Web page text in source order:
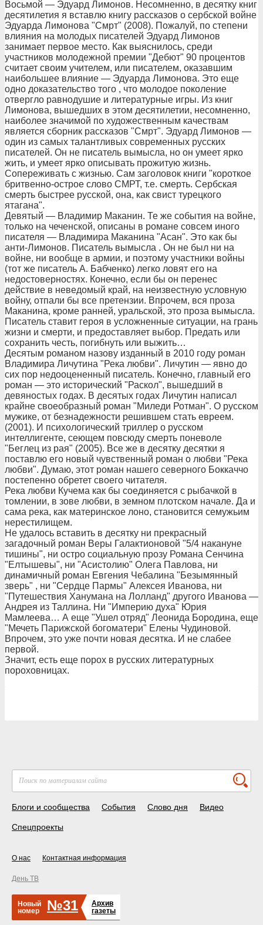
Восьмой — Эдуард Лимонов. Несомненно, в десятку книг
десятилетия я вставлю книгу рассказов о сербской войне
Эдуарда Лимонова "Смрт" (2008). Пожалуй, по степени
влияния на молодых писателей Эдуард Лимонов
занимает первое место. Как выяснилось, среди
участников молодежной премии "Дебют" 90 процентов
считает своим учителем, или писателем, оказавшим
наибольшее влияние — Эдуарда Лимонова. Это еще
одно доказательство того , что молодое поколение
отвергло равнодушие и литературные игры. Из книг
Лимонова, вышедших в этом десятилетии, несомненно,
наиболее значимой по художественным качествам
является сборник рассказов "Смрт". Эдуард Лимонов —
один из самых талантливых современных русских
писателей. Он не писатель вымысла, но он умеет ярко
жить, и умеет ярко описывать прожитую жизнь.
Сопереживать с жизнью. Сам заголовок книги "короткое
бритвенно-острое слово СМРТ, т.е. смерть. Сербская
смерть быстрее русской, она, как свист турецкого
ятагана".
Девятый — Владимир Маканин. Те же события на войне,
только на чеченской, описаны в романе совсем иного
писателя — Владимира Маканина "Асан". Это как бы
анти-Лимонов. Писатель вымысла . Он не был ни на
войне, ни вообще в армии, и поэтому участники войны
(тот же писатель А. Бабченко) легко ловят его на
недостоверностях. Конечно, если бы он перенес
действие в неведомый край, на неизвестную условную
войну, отпали бы все претензии. Впрочем, вся проза
Маканина, кроме ранней, уральской, это проза вымысла.
Писатель ставит героя в усложненные ситуации, на грань
жизни и смерти, и предоставляет выбор. Предать или
сохранить честь, погибнуть или выжить…
Десятым романом назову изданный в 2010 году роман
Владимира Личутина "Река любви". Личутин — явно до
сих пор недооцененный писатель. Конечно, главный его
роман — это исторический "Раскол", вышедший в
девяностых годах. В десятых годах Личутин написал
крайне своеобразный роман "Миледи Ротман". О русском
мужике, от безнадежности решившем стать евреем.
(2001). И психологический триллер о русском
интеллигенте, сеющем повсюду смерть поневоле
"Беглец из рая" (2005). Все же в десятку десятки я
поставлю его новый чувственный роман о любви "Река
любви". Думаю, этот роман нашего северного Боккаччо
постепенно обретет своего читателя.
Река любви Кучема как бы соединяется с рыбачкой в
томлении, в зове любви, в земном плотском начале. Да и
сама река, как материнское лоно, становится семужьим
нерестилищем.
Не удалось вставить в десятку ни прекрасный
загадочный роман Веры Галактионовой "5/4 накануне
тишины", ни остро социальную прозу Романа Сенчина
"Елтышевы", ни "Асистолию" Олега Павлова, ни
динамичный роман Евгения Чебалина "Безымянный
зверь" , ни "Сердце Пармы" Алексея Иванова, ни
"Путешествия Ханумана на Лолланд" другого Иванова —
Андрея из Таллина. Ни "Империю духа" Юрия
Мамлеева… А еще "Ушел отряд" Леонида Бородина, еще
"Мечеть Парижской богоматери" Елены Чудиновой.
Впрочем, это уже почти новая десятка. И не слабее
первой.
Значит, есть еще порох в русских литературных
пороховницах.
Блоги и сообщества События Слово дня Видео
Спецпроекты
О нас Контактная информация
День ТВ
Новый
номер
№31
Архив
газеты